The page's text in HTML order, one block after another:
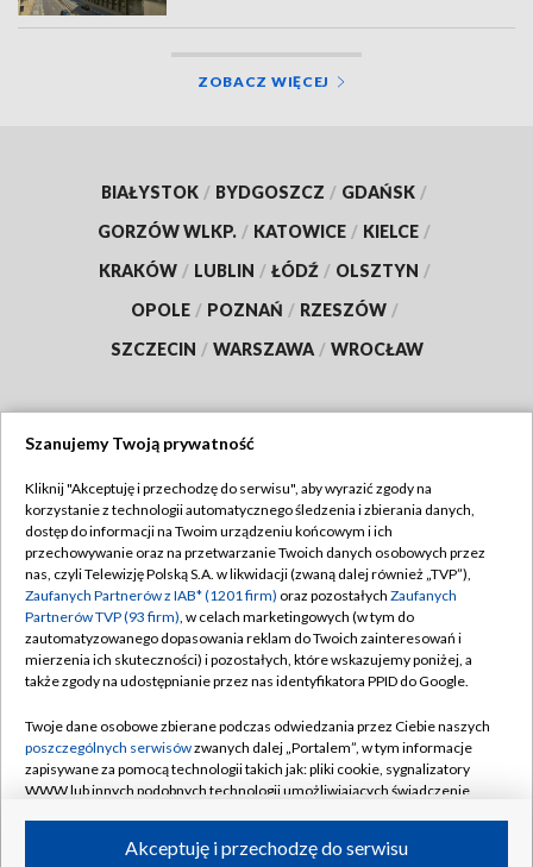
ZOBACZ WIĘCEJ
BIAŁYSTOK / BYDGOSZCZ / GDAŃSK /
GORZÓW WLKP. / KATOWICE / KIELCE /
KRAKÓW / LUBLIN / ŁÓDŹ / OLSZTYN /
OPOLE / POZNAŃ / RZESZÓW /
SZCZECIN / WARSZAWA / WROCŁAW
TVP
Abonament TVP
Emisja w TVP
Centrum informacji TVP
Naziemna Telewizja Cyfrowa
Rada Programowa
System NOS
Informacje o nadawcy
Program dla prasy
Regulamin TVP
Polityka prywatności
Moje zgody
Pomoc
Kontakt
Kanały
Szanujemy Twoją prywatność
Kliknij "Akceptuję i przechodzę do serwisu", aby wyrazić zgody na
korzystanie z technologii automatycznego śledzenia i zbierania danych,
dostęp do informacji na Twoim urządzeniu końcowym i ich
przechowywanie oraz na przetwarzanie Twoich danych osobowych przez
nas, czyli Telewizję Polską S.A. w likwidacji (zwaną dalej również „TVP”),
Zaufanych Partnerów z IAB* (1201 firm) oraz pozostałych Zaufanych
Partnerów TVP (93 firm), w celach marketingowych (w tym do
zautomatyzowanego dopasowania reklam do Twoich zainteresowań i
mierzenia ich skuteczności) i pozostałych, które wskazujemy poniżej, a
także zgody na udostępnianie przez nas identyfikatora PPID do Google.
Twoje dane osobowe zbierane podczas odwiedzania przez Ciebie naszych
poszczególnych serwisówzwanych dalej „Portalem”, w tym informacje
zapisywane za pomocą technologii takich jak: pliki cookie, sygnalizatory
WWW lub innych podobnych technologii umożliwiających świadczenie
ruchu w Internecie.Akceptuję i przechodzę do serwisu